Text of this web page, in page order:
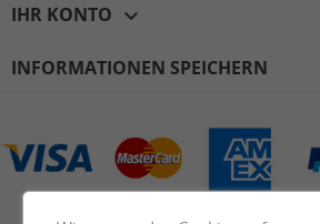
IHR KONTO 
INFORMATIONEN SPEICHERN